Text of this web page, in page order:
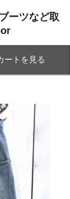
ーツなど取
ートを見る